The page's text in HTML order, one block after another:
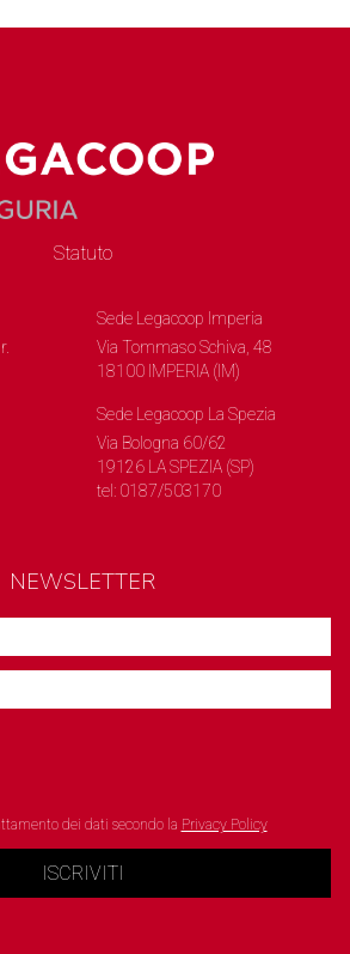
Statuto
Sede Legacoop Imperia
Via Tommaso Schiva, 48
18100 IMPERIA (IM)
Sede Legacoop La Spezia
Via Bologna 60/62
19126 LA SPEZIA (SP)
tel: 0187/503170
NEWSLETTER
dei dati secondo la Privacy Policy
ISCRIVITI